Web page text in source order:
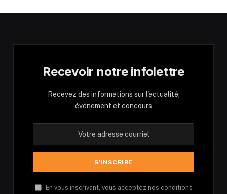
Recevoir notre infolettre
Recevez des informations sur l'actualité,
événement et concours
En vous inscrivant, vous acceptez nos conditions